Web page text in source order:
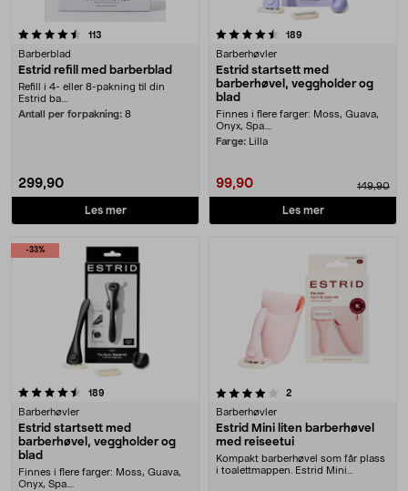
113
Barberblad
Estrid refill med barberblad
Refill i 4- eller 8-pakning til din
Estrid ba....
Antall per forpakning: 8
299,90
Les mer
4.5 av 5 stjerner 189
Barberhøvler
Estrid startsett med
barberhøvel, veggholder og
blad
Finnes i flere farger: Moss, Guava,
Onyx, Spa....
Farge: Lilla
99,90 149,90
Les mer
-33%
189
Barberhøvler
Estrid startsett med
barberhøvel, veggholder og
blad
Finnes i flere farger: Moss, Guava,
Onyx, Spa....
4.0 av 5 stjerner 2anmeldelser
Barberhøvler
Estrid Mini liten barberhøvel
med reiseetui
Kompakt barberhøvel som får plass
i toalettmappen. Estrid Mini